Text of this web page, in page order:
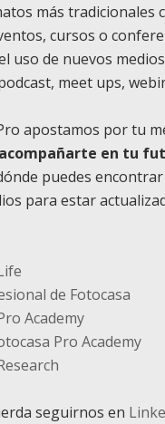
más tradicionales
cursos o
uso de nuevos
meet ups,
apostamos por tu
en tu
puedes
para estar
de Fotocasa
Academy
Pro Academy
seguirnos en